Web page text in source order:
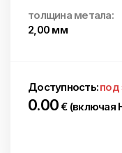
толщина метала:
2,00 мм
Доступность:под
0.00€ (включая